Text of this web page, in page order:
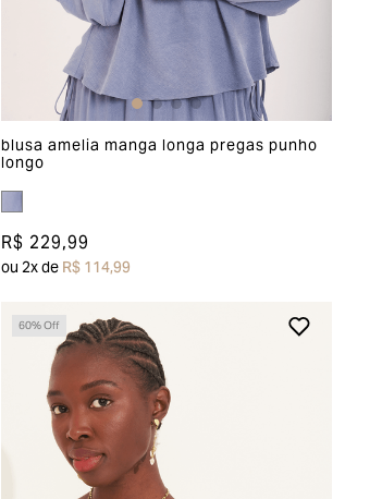
blusa amelia manga longa pregas punho
longo
R$ 229,99
ou2x deR$ 114,99
60% Off